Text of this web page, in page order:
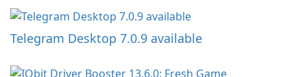
Telegram Desktop 7.0.9 available